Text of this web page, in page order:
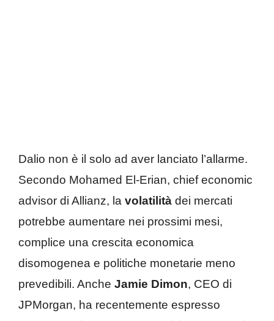
Dalio non è il solo ad aver lanciato l’allarme.
Secondo Mohamed El-Erian, chief economic
advisor di Allianz, la volatilità dei mercati
potrebbe aumentare nei prossimi mesi,
complice una crescita economica
disomogenea e politiche monetarie meno
prevedibili. Anche Jamie Dimon, CEO di
JPMorgan, ha recentemente espresso